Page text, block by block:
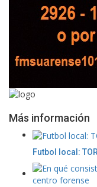
Más información
Futbol local: